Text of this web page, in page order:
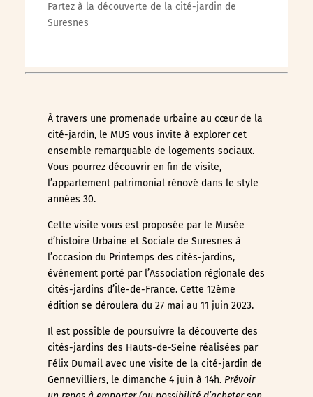
Partez à la découverte de la cité-jardin de
Suresnes
À travers une promenade urbaine au cœur de la
cité-jardin, le MUS vous invite à explorer cet
ensemble remarquable de logements sociaux.
Vous pourrez découvrir en fin de visite,
l’appartement patrimonial rénové dans le style
années 30.
Cette visite vous est proposée par le Musée
d’histoire Urbaine et Sociale de Suresnes à
l’occasion du Printemps des cités-jardins,
événement porté par l’Association régionale des
cités-jardins d’Île-de-France. Cette 12ème
édition se déroulera du 27 mai au 11 juin 2023.
Il est possible de poursuivre la découverte des
cités-jardins des Hauts-de-Seine réalisées par
Félix Dumail avec une visite de la cité-jardin de
Gennevilliers, le dimanche 4 juin à 14h. Prévoir